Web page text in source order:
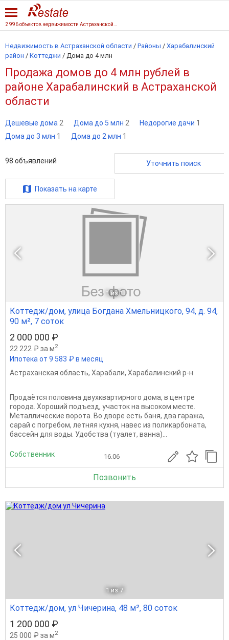
Недвижимость в Астраханской области / Районы / Харабалинский
район / Коттеджи / Дома до 4 млн
Продажа домов до 4 млн рублей в
районе Харабалинский в Астраханской
области
Дешевые дома 2 Дома до 5 млн 2 Недорогие дачи 1
Дома до 3 млн 1 Дома до 2 млн 1
98 объявлений Уточнить поиск
Показать на карте
1 из 1
Коттедж/дом, улица Богдана Хмельницкого, 94, д. 94,
90 м², 7 соток
2 000 000 ₽
22 222 ₽ за м2
Ипотека от 9 583 ₽ в месяц
Астраханская область, Харабали, Харабалинский р-н
Продаётся половина двухквартирного дома, в центре
города. Хороший подъезд, участок на высоком месте.
Металлические ворота. Во дворе есть баня, два гаража,
сарай с погребом, летняя кухня, навес из поликарбоната,
бассейн для воды. Удобства (туалет, ванна)...
Собственник 16.06
Позвонить
1 из 7
Коттедж/дом, ул Чичерина, 48 м², 80 соток
1 200 000 ₽
25 000 ₽ за м2